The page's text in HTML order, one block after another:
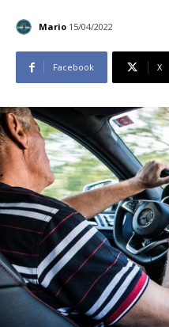
Mario 15/04/2022
Facebook X